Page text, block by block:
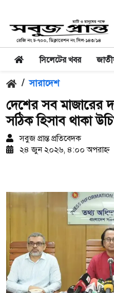
সিলেটের খবর
/ সারাদেশ
দেশের সব মাজারের
সঠিক হিসাব থাকা
সবুজ প্রান্ত প্রতিবেদক
২৪ জুন ২০২৬, ৪:০০ অপরাহ্ন